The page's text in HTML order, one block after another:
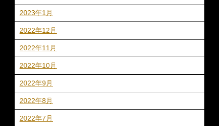
2023年1月
2022年12月
2022年11月
2022年10月
2022年9月
2022年8月
2022年7月